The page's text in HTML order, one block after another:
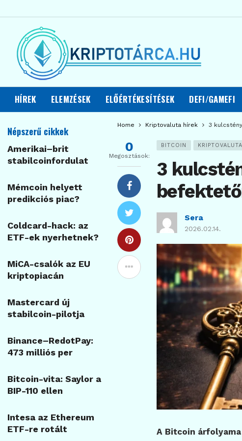
HÍREK ELEMZÉSEK ELŐÉRTÉKESÍTÉSEK DEFI/GAMEFI
Home Kriptovaluta hírek 3
BITCOIN
3
Sera
2026.02.14.
0
Megosztások:
A Bitcoin
Népszerű cikkek
Amerikai–brit
stabilcoinfordulat
Mémcoin helyett
predikciós piac?
Coldcard-hack: az
ETF-ek nyerhetnek?
MiCA-csalók az EU
kriptopiacán
Mastercard új
stabilcoin-pilotja
Binance–RedotPay:
473 milliós per
Bitcoin-vita: Saylor a
BIP-110 ellen
Intesa az Ethereum
ETF-re rotált